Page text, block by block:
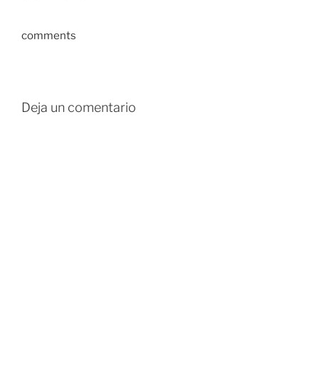
comments
Deja un comentario